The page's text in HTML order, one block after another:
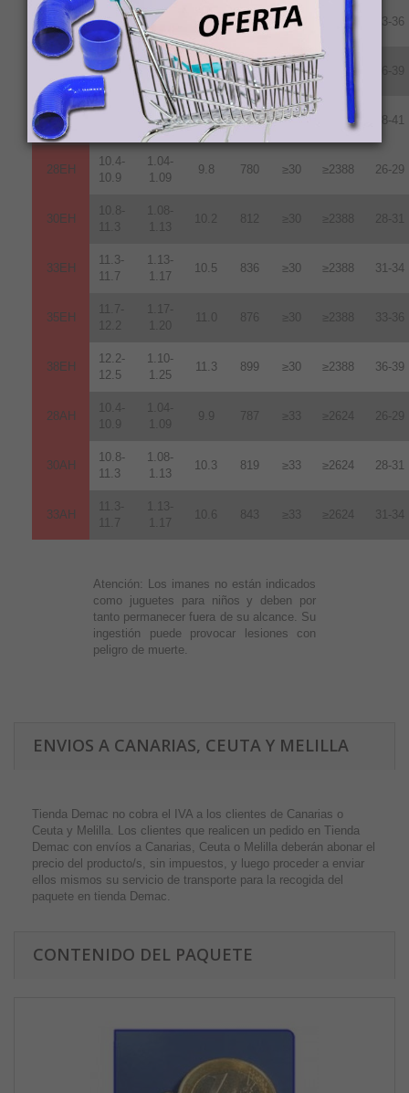
35UH
11.8-
12.2
1.18-
1.22
10.8 860 ≥25 ≥1990 33-36
12.2-
12.5
1.22-
1.25
11.0 876 ≥25 ≥1990 36-39
40UH
12.5-
1.24-
1.28
11.3 899 ≥25 ≥1990 38-41
28EH
10.4-
10.9
1.04-
1.09
9.8 780 ≥30 ≥2388 26-29
30EH
10.8-
11.3
1.08-
1.13
10.2 812 ≥30 ≥2388 28-31
33EH
11.3-
11.7
1.13-
1.17
10.5 836 ≥30 ≥2388 31-34
35EH
11.7-
12.2
1.17-
1.20
11.0 876 ≥30 ≥2388 33-36
38EH
12.2-
12.5
1.10-
1.25
11.3 899 ≥30 ≥2388 36-39
28AH
10.4-
10.9
1.04-
1.09
9.9 787 ≥33 ≥2624 26-29
30AH
10.8-
11.3
1.08-
1.13
10.3 819 ≥33 ≥2624 28-31
33AH
11.3-
11.7
1.13-
1.17
10.6 843 ≥33 ≥2624 31-34
Atención: Los imanes no están indicados
como juguetes para niños y deben por
tanto permanecer fuera de su alcance. Su
ingestión puede provocar lesiones con
peligro de muerte.
ENVIOS A CANARIAS, CEUTA Y MELILLA
Tienda Demac no cobra el IVA a los clientes de Canarias o
Ceuta y Melilla. Los clientes que realicen un pedido en Tienda
Demac con envíos a Canarias, Ceuta o Melilla deberán abonar el
precio del producto/s, sin impuestos, y luego proceder a enviar
ellos mismos su servicio de transporte para la recogida del
paquete en tienda Demac.
CONTENIDO DEL PAQUETE